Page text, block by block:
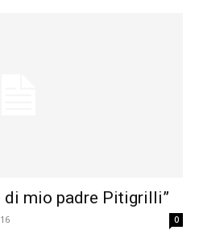
di mio padre Pitigrilli”
0